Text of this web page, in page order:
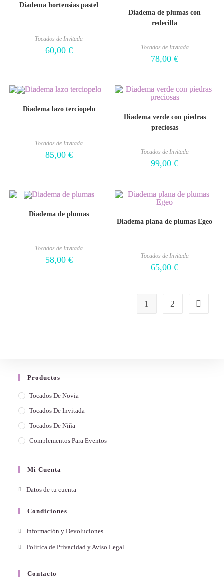
Diadema hortensias pastel
Tocados de Invitada
60,00 €
Diadema de plumas con
redecilla
Tocados de Invitada
78,00€
Diadema lazo terciopelo
Tocados de Invitada
85,00 €
Diadema verde con piedras
preciosas
Tocados de Invitada
99,00€
Diadema de plumas
Tocados de Invitada
58,00 €
Diadema plana de plumas Egeo
Tocados de Invitada
65,00€
1 2
Productos
Tocados De Novia
Tocados De Invitada
Tocados De Niña
Complementos Para Eventos
Mi Cuenta
Datos de tu cuenta
Condiciones
Información y Devoluciones
Política de Privacidad y Aviso Legal
Contacto